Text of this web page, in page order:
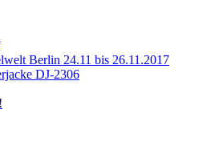
Berlin 24.11 bis 26.11.2017
DJ-2306